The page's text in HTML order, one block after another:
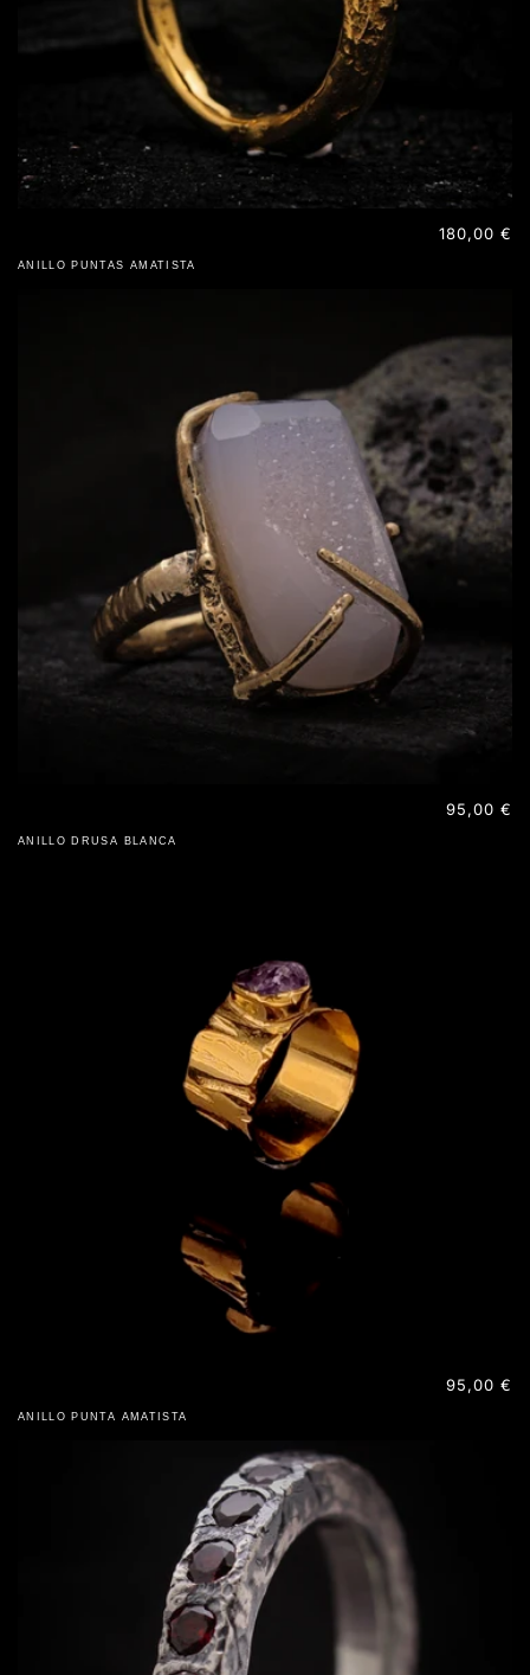
ANILLO PUNTAS AMATISTA
Precio
180,00 €
ANILLO DRUSA BLANCA
Precio
95,00 €
ANILLO PUNTA AMATISTA
Precio
95,00 €